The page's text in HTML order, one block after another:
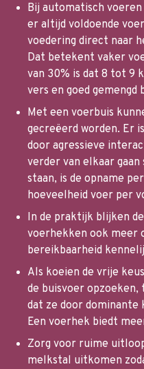
Bij automatisch
er altijd voldoende
voedering direct naar
Dat betekent vaker
van 30% is dat 8 tot 9
vers en goed gemengd
Met een voerbuis
gecreëerd worden. Er
door agressieve
verder van elkaar gaan
staan, is de opname
hoeveelheid voer per
In de praktijk blijken
voerhekken ook meer
bereikbaarheid
Als koeien de vrije
de buisvoer opzoeken,
dat ze door dominante
Een voerhek biedt
Zorg voor ruime
melkstal uitkomen